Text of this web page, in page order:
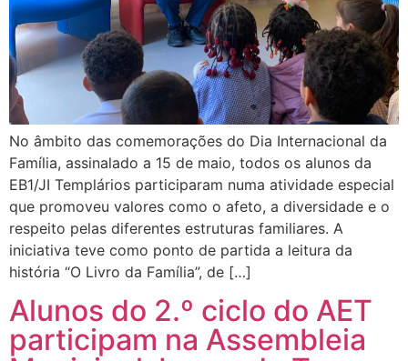
No âmbito das comemorações do Dia Internacional da
Família, assinalado a 15 de maio, todos os alunos da
EB1/JI Templários participaram numa atividade especial
que promoveu valores como o afeto, a diversidade e o
respeito pelas diferentes estruturas familiares. A
iniciativa teve como ponto de partida a leitura da
história “O Livro da Família”, de […]
Alunos do 2.º ciclo do AET
participam na Assembleia